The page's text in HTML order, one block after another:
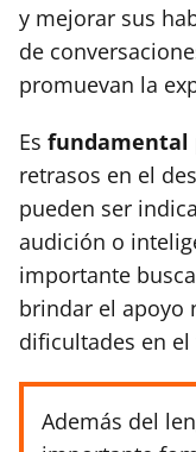
y mejorar sus
de
promuevan la
Es fundamental
retrasos en el
pueden ser
audición o
importante
brindar el apoyo
dificultades en
Además del